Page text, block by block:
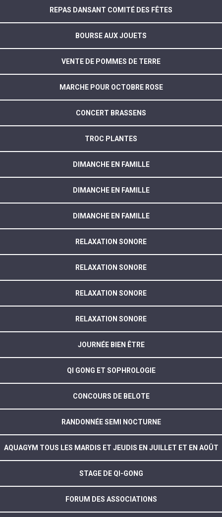
REPAS DANSANT COMITÉ DES FÊTES
BOURSE AUX JOUETS
VENTE DE POMMES DE TERRE
MARCHE POUR OCTOBRE ROSE
CONCERT BRASSENS
TROC PLANTES
DIMANCHE EN FAMILLE
DIMANCHE EN FAMILLE
DIMANCHE EN FAMILLE
RELAXATION SONORE
RELAXATION SONORE
RELAXATION SONORE
RELAXATION SONORE
JOURNÉE BIEN ÊTRE
QI GONG ET SOPHROLOGIE
CONCOURS DE BELOTE
RANDONNÉE SEMI NOCTURNE
AQUAGYM TOUS LES MARDIS ET JEUDIS EN JUILLET ET EN AOÛT
STAGE DE QI-GONG
FORUM DES ASSOCIATIONS